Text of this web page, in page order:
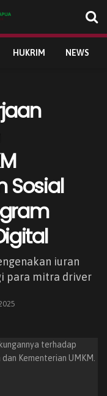
HUKRIM NEWS
Sosial
iuran
para mitra driver